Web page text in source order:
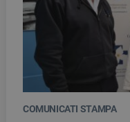
COMUNICATI STAMPA